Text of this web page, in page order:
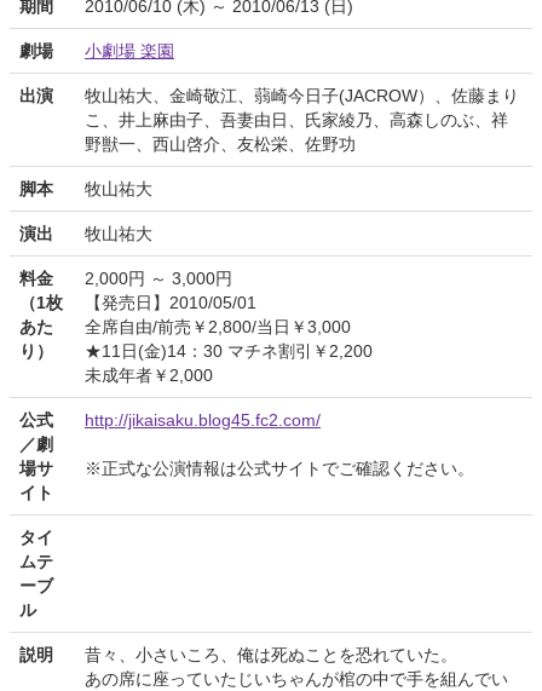
期間 2010/06/10 (木) ～ 2010/06/13 (日)
劇場 小劇場 楽園
出演
牧山祐大、金崎敬江、蒻崎今日子(JACROW）、佐藤まり
こ、井上麻由子、吾妻由日、氏家綾乃、高森しのぶ、祥
野獣一、西山啓介、友松栄、佐野功
脚本 牧山祐大
演出 牧山祐大
料金
（1枚
あた
り）
2,000円 ～ 3,000円
【発売日】2010/05/01
全席自由/前売￥2,800/当日￥3,000
★11日(金)14：30 マチネ割引￥2,200
未成年者￥2,000
公式
／劇
場サ
イト
http://jikaisaku.blog45.fc2.com/
※正式な公演情報は公式サイトでご確認ください。
タイ
ムテ
ーブ
ル
説明
昔々、小さいころ、俺は死ぬことを恐れていた。
あの席に座っていたじいちゃんが棺の中で手を組んでい